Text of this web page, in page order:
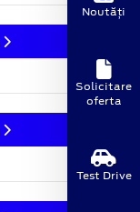
Noutăți
Solicitare
oferta
Test Drive